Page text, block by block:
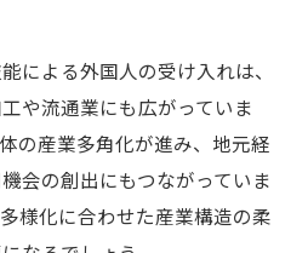
による外国人の受け入れは、
や流通業にも広がっていま
の産業多角化が進み、地元経
会の創出にもつながっていま
様化に合わせた産業構造の柔